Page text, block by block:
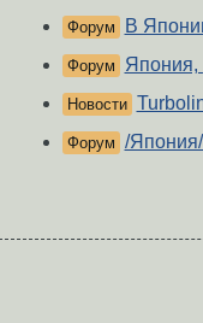
Форум В
Форум Япония,
Новости
Форум /